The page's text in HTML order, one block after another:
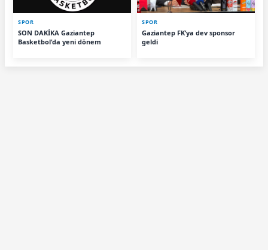
SPOR
SON DAKİKA Gaziantep
Basketbol'da yeni dönem
SPOR
Gaziantep FK’ya dev sponsor
geldi